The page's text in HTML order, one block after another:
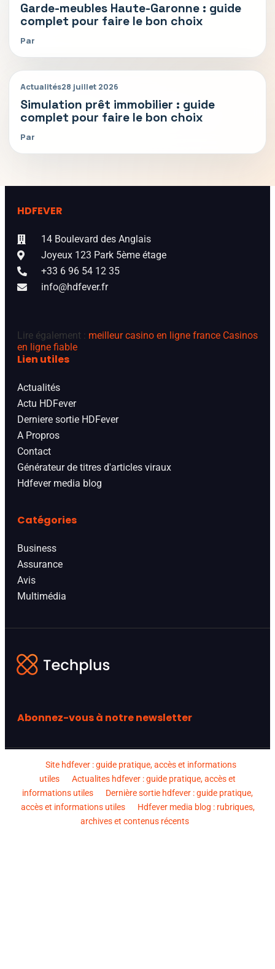
Garde-meubles Haute-Garonne : guide
complet pour faire le bon choix
Par
Actualités28 juillet 2026
Simulation prêt immobilier : guide
complet pour faire le bon choix
Par
HDFEVER
14 Boulevard des Anglais
Joyeux 123 Park 5ème étage
+33 6 96 54 12 35
info@hdfever.fr
Lire également : meilleur casino en ligne france Casinos
en ligne fiable
Lien utiles
Actualités
Actu HDFever
Derniere sortie HDFever
A Propros
Contact
Générateur de titres d'articles viraux
Hdfever media blog
Catégories
Business
Assurance
Avis
Multimédia
Abonnez-vous à notre newsletter
Site hdfever : guide pratique, accès et informations
utiles
Actualites hdfever : guide pratique, accès et
informations utiles
Dernière sortie hdfever : guide pratique,
accès et informations utiles
Hdfever media blog : rubriques,
archives et contenus récents